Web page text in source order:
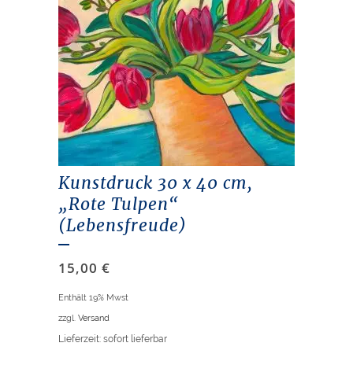
Kunstdruck 30 x 40 cm,
„Rote Tulpen“
(Lebensfreude)
15,00 €
Enthält 19% Mwst
zzgl. Versand
Lieferzeit: sofort lieferbar